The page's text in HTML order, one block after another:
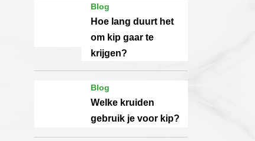
Blog
Hoe lang duurt het
om kip gaar te
krijgen?
Blog
Welke kruiden
gebruik je voor kip?